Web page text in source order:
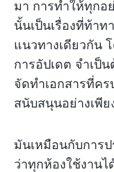
มา การทำให้ทุกอ
นั้นเป็นเรื่องที่ท้า
แนวทางเดียวกัน
การอัปเดต จำเป็
จัดทำเอกสารที่ค
สนับสนุนอย่างเพีย
มันเหมือนกับการ
ว่าทุกห้องใช้งาน